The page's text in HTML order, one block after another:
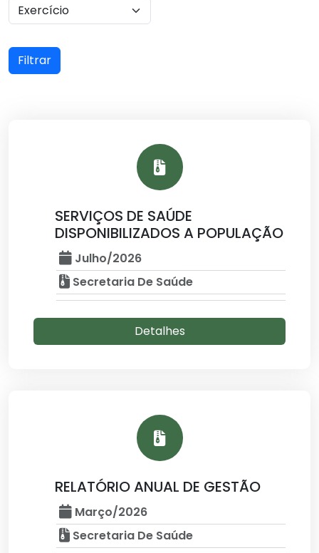
Filtrar
SERVIÇOS DE SAÚDE
DISPONIBILIZADOS A POPULAÇÃO
Julho/2026
Secretaria De Saúde
Detalhes
RELATÓRIO ANUAL DE GESTÃO
Março/2026
Secretaria De Saúde